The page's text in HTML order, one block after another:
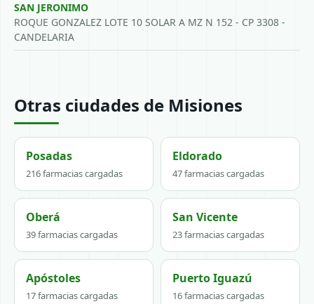
SAN JERONIMO
ROQUE GONZALEZ LOTE 10 SOLAR A MZ N 152 - CP 3308 -
CANDELARIA
Otras ciudades de Misiones
Posadas
216 farmacias cargadas
Eldorado
47 farmacias cargadas
Oberá
39 farmacias cargadas
San Vicente
23 farmacias cargadas
Apóstoles
17 farmacias cargadas
Puerto Iguazú
16 farmacias cargadas